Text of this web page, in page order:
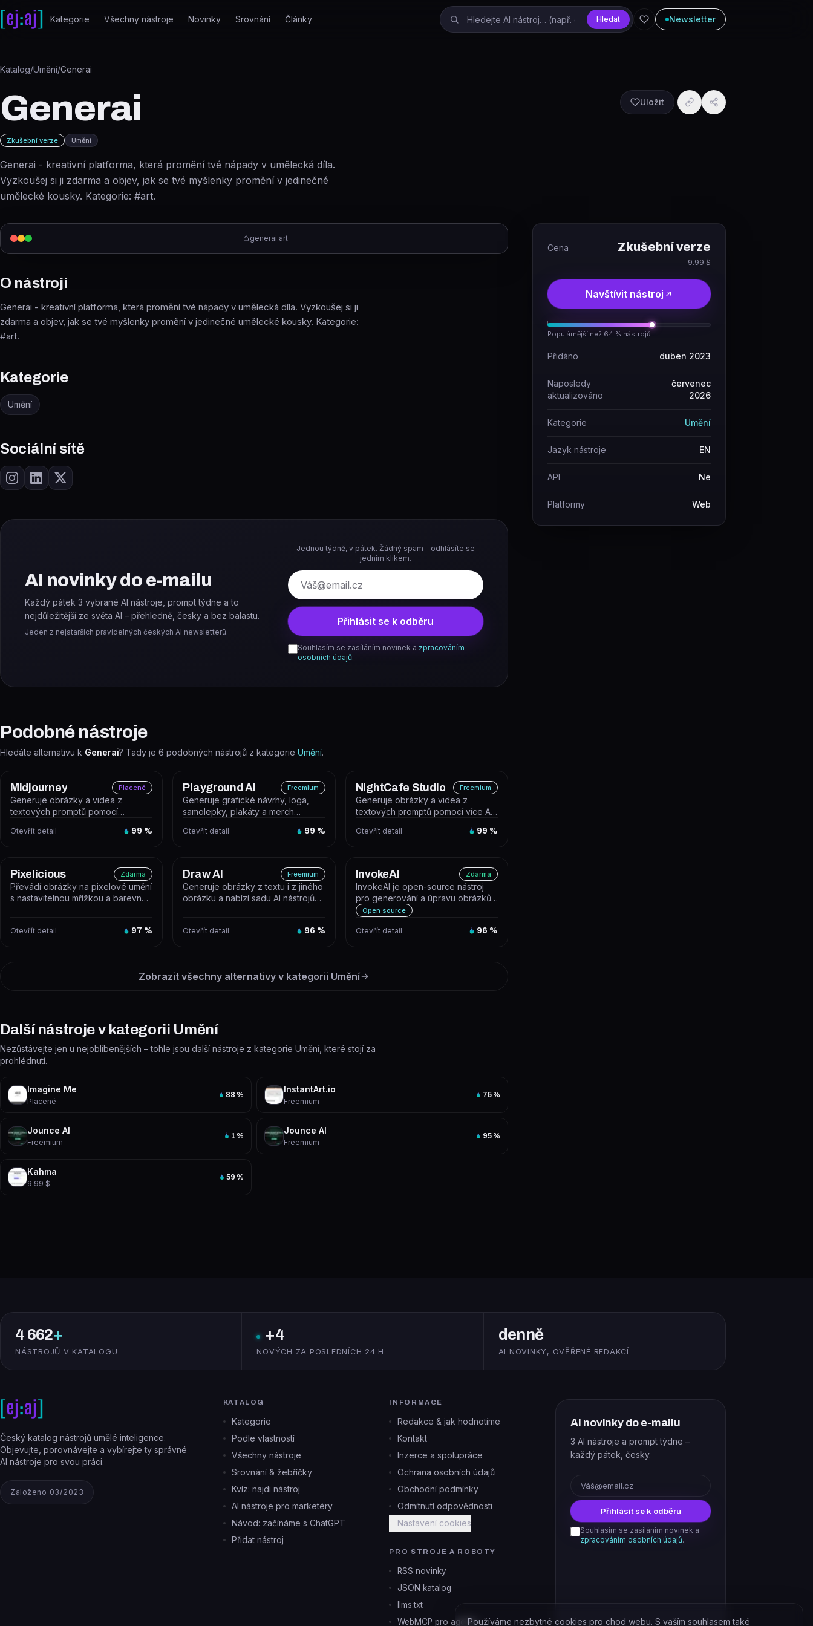
Přeskočit na obsah
Kategorie Všechny nástroje Novinky Srovnání Články Hledat Newsletter
Katalog/Umění/Generai
Generai
Zkušební verze Umění
Generai - kreativní platforma, která promění tvé nápady v umělecká díla.
Vyzkoušej si ji zdarma a objev, jak se tvé myšlenky promění v jedinečné
umělecké kousky. Kategorie: #art.
Uložit
generai.art
O nástroji
Generai - kreativní platforma, která promění tvé nápady v umělecká díla. Vyzkoušej si ji
zdarma a objev, jak se tvé myšlenky promění v jedinečné umělecké kousky. Kategorie:
#art.
Kategorie
Umění
Sociální sítě
AI novinky do e-mailu
Každý pátek 3 vybrané AI nástroje, prompt týdne a to
nejdůležitější ze světa AI – přehledně, česky a bez balastu.
Jeden z nejstarších pravidelných českých AI newsletterů.
Jednou týdně, v pátek. Žádný spam – odhlásíte se
jedním klikem.
E-mail
Přihlásit se k odběru
Souhlasím se zasíláním novinek a zpracováním
osobních údajů.
Podobné nástroje
Hledáte alternativu k Generai? Tady je 6 podobných nástrojů z kategorie Umění.
Midjourney Placené
Generuje obrázky a videa z
textových promptů pomocí
uměleckou k...
Otevřít detail 99 %
Playground AI Freemium
Generuje grafické návrhy, loga,
samolepky, plakáty a merch
popisu...
Otevřít detail 99 %
NightCafe Studio Freemium
Generuje obrázky a videa z
textových promptů pomocí více AI
je...
Otevřít detail 99 %
Pixelicious Zdarma
Převádí obrázky na pixelové umění
s nastavitelnou mřížkou a barevnou
Otevřít detail 97 %
Draw AI Freemium
Generuje obrázky z textu i z jiného
obrázku a nabízí sadu AI nástrojů
Otevřít detail 96 %
InvokeAI Zdarma
InvokeAI je open-source nástroj
pro generování a úpravu obrázků
pomocí modelů Stable Diffusion,...
Open source
Otevřít detail 96 %
Zobrazit všechny alternativy v kategorii Umění
Další nástroje v kategorii Umění
Nezůstávejte jen u nejoblíbenějších – tohle jsou další nástroje z kategorie Umění, které stojí za
prohlédnutí.
Imagine Me
Placené
88 %
InstantArt.io
Freemium
75 %
Jounce AI
Freemium
1 %
Jounce AI
Freemium
95 %
Kahma
9.99 $
59 %
Cena Zkušební verze
9.99 $
Navštívit nástroj
Populárnější než 64 % nástrojů
Přidáno duben 2023
Naposledy
aktualizováno
červenec
2026
Kategorie Umění
Jazyk nástroje EN
API Ne
Platformy Web
4 662+
NÁSTROJŮ V KATALOGU
+4
NOVÝCH ZA POSLEDNÍCH 24 H
denně
AI NOVINKY, OVĚŘENÉ REDAKCÍ
Český katalog nástrojů umělé inteligence.
Objevujte, porovnávejte a vybírejte ty správné
AI nástroje pro svou práci.
Založeno 03/2023
KATALOG
Kategorie
Podle vlastností
Všechny nástroje
Srovnání & žebříčky
Kvíz: najdi nástroj
AI nástroje pro marketéry
Návod: začínáme s ChatGPT
Přidat nástroj
INFORMACE
Redakce & jak hodnotíme
Kontakt
Inzerce a spolupráce
Ochrana osobních údajů
Obchodní podmínky
Odmítnutí odpovědnosti
Nastavení cookies
PRO STROJE A ROBOTY
RSS novinky
JSON katalog
llms.txt
WebMCP pro agenty
AI novinky do e-mailu
3 AI nástroje a prompt týdne –
každý pátek, česky.
Přihlásit se k odběru
Souhlasím se zasíláním novinek a
zpracováním osobních údajů.
Používáme nezbytné cookies pro chod webu. S vaším souhlasem také